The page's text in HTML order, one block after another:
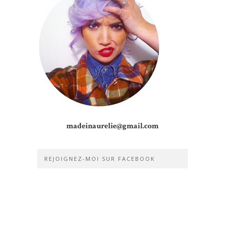
madeinaurelie@gmail.com
REJOIGNEZ-MOI SUR FACEBOOK